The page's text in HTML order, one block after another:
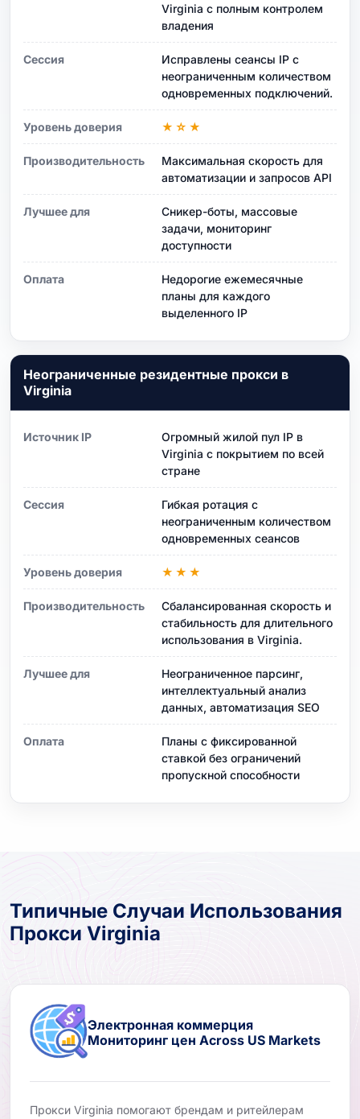
Virginia с полным контролем
владения
Сессия
Исправлены сеансы IP с
неограниченным количеством
одновременных подключений.
Уровень доверия ★☆★
Производительность
Максимальная скорость для
автоматизации и запросов API
Лучшее для
Сникер-боты, массовые
задачи, мониторинг
доступности
Оплата
Недорогие ежемесячные
планы для каждого
выделенного IP
Неограниченные резидентные прокси в
Virginia
Источник IP
Огромный жилой пул IP в
Virginia с покрытием по всей
стране
Сессия
Гибкая ротация с
неограниченным количеством
одновременных сеансов
Уровень доверия ★★★
Производительность
Сбалансированная скорость и
стабильность для длительного
использования в Virginia.
Лучшее для
Неограниченное парсинг,
интеллектуальный анализ
данных, автоматизация SEO
Оплата
Планы с фиксированной
ставкой без ограничений
пропускной способности
Типичные Случаи Использования
Прокси Virginia
Электронная коммерция
Мониторинг цен Across US Markets
Прокси Virginia помогают брендам и ритейлерам